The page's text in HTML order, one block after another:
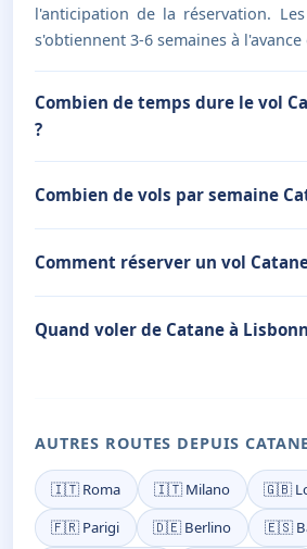
l'anticipation de la réservation.
s'obtiennent 3-6 semaines à
Combien de temps dure le vol
?
Combien de vols par semaine
Comment réserver un vol
Quand voler de Catane à
AUTRES ROUTES DEPUIS
🇮🇹 Roma 🇮🇹 Milano
🇬🇧
🇫🇷 Parigi
🇩🇪 Berlino
🇪🇸